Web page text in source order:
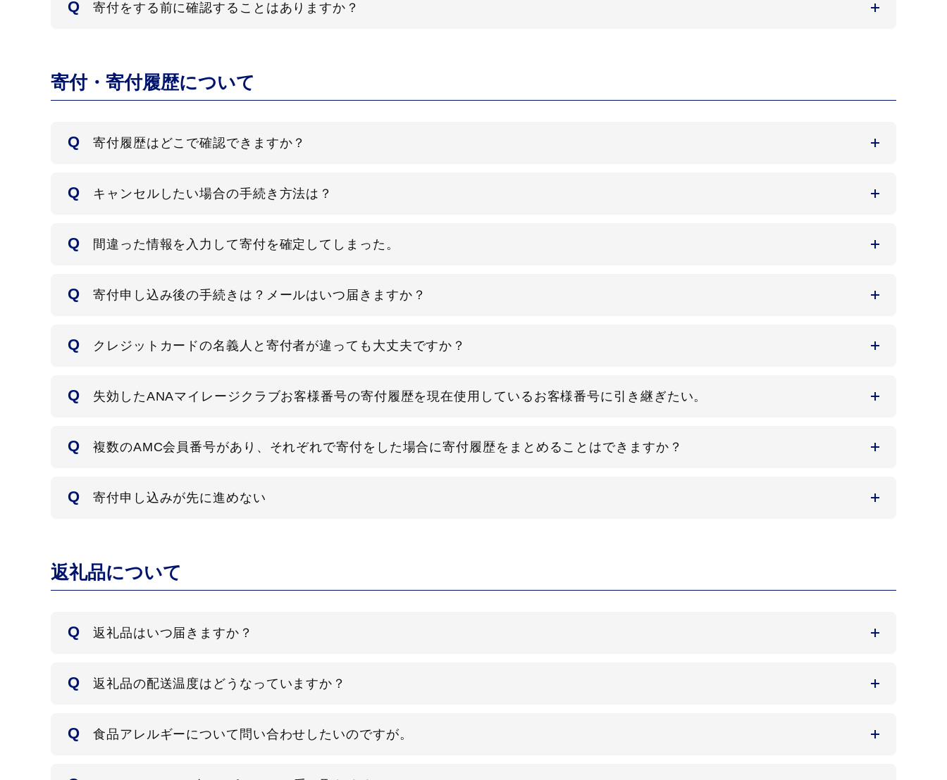
寄付をする前に確認することはありますか？
寄付・寄付履歴について
寄付履歴はどこで確認できますか？
キャンセルしたい場合の手続き方法は？
間違った情報を入力して寄付を確定してしまった。
寄付申し込み後の手続きは？メールはいつ届きますか？
クレジットカードの名義人と寄付者が違っても大丈夫ですか？
失効したANAマイレージクラブお客様番号の寄付履歴を現在使用しているお客様番号に引き継ぎたい。
複数のAMC会員番号があり、それぞれで寄付をした場合に寄付履歴をまとめることはできますか？
寄付申し込みが先に進めない
返礼品について
返礼品はいつ届きますか？
返礼品の配送温度はどうなっていますか？
食品アレルギーについて問い合わせしたいのですが。